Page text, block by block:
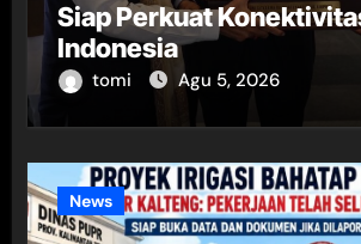
Siap Perkuat
Indonesia
tomi Agu 5, 2026
News